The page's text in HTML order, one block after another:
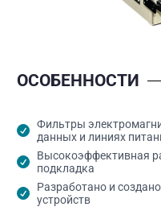
ОСОБЕННОСТИ
Фильтры
данных и линиях
Высокоэффективная
подкладка
Разработано и
устройств